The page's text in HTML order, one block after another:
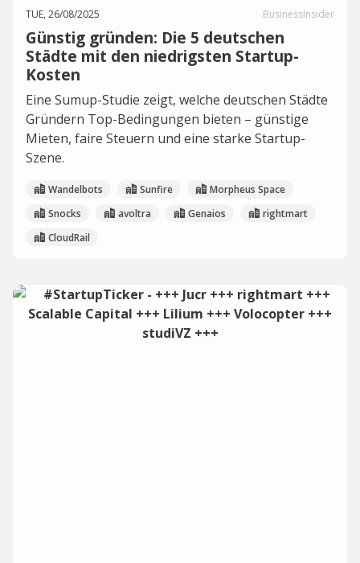
TUE, 26/08/2025 BusinessInsider
Günstig gründen: Die 5 deutschen
Städte mit den niedrigsten Startup-
Kosten
Eine Sumup-Studie zeigt, welche deutschen Städte
Gründern Top-Bedingungen bieten – günstige
Mieten, faire Steuern und eine starke Startup-
Szene.
Wandelbots Sunfire
Morpheus Space
Snocks
avoltra Genaios
rightmart
CloudRail